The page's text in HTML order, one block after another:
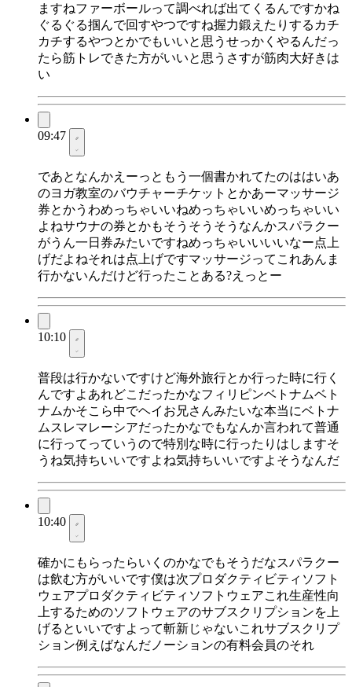
ますねファーボールって調べれば出てくるんですかね
ぐるぐる掴んで回すやつですね握力鍛えたりするカチ
カチするやつとかでもいいと思うせっかくやるんだっ
たら筋トレできた方がいいと思うさすが筋肉大好きは
い
09:47
であとなんかえーっともう一個書かれてたのははいあ
のヨガ教室のバウチャーチケットとかあーマッサージ
券とかうわめっちゃいいねめっちゃいいめっちゃいい
よねサウナの券とかもそうそうそうなんかスパラクー
がうん一日券みたいですねめっちゃいいいいなー点上
げだよねそれは点上げですマッサージってこれあんま
行かないんだけど行ったことある?えっとー
10:10
普段は行かないですけど海外旅行とか行った時に行く
んですよあれどこだったかなフィリピンベトナムベト
ナムかそこら中でヘイお兄さんみたいな本当にベトナ
ムスレマレーシアだったかなでもなんか言われて普通
に行ってっていうので特別な時に行ったりはしますそ
うね気持ちいいですよね気持ちいいですよそうなんだ
10:40
確かにもらったらいくのかなでもそうだなスパラクー
は飲む方がいいです僕は次プロダクティビティソフト
ウェアプロダクティビティソフトウェアこれ生産性向
上するためのソフトウェアのサブスクリプションを上
げるといいですよって斬新じゃないこれサブスクリプ
ション例えばなんだノーションの有料会員のそれ